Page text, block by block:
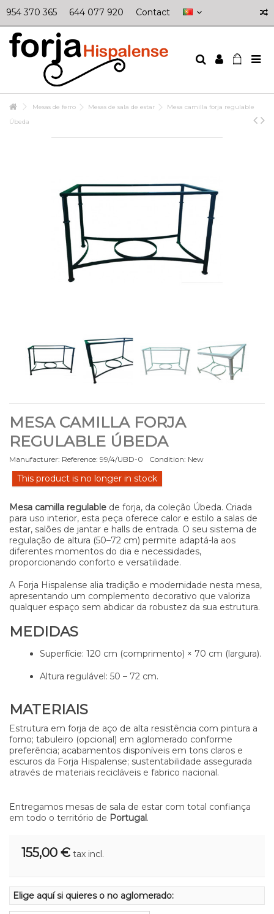
954 370 365 644 077 920 Contact
Mesas de ferro Mesas de sala de estar
Mesa camilla forja regulable
Úbeda
MESA CAMILLA FORJA
REGULABLE ÚBEDA
Manufacturer: Reference: 99/4/UBD-0 Condition: New
This product is no longer in stock
Mesa camilla regulable de forja, da coleção Úbeda. Criada
para uso interior, esta peça oferece calor e estilo a salas de
estar, salões de jantar e halls de entrada. O seu sistema de
regulação de altura (50–72 cm) permite adaptá-la aos
diferentes momentos do dia e necessidades,
proporcionando conforto e versatilidade.
A Forja Hispalense alia tradição e modernidade nesta mesa,
apresentando um complemento decorativo que valoriza
qualquer espaço sem abdicar da robustez da sua estrutura.
MEDIDAS
Superfície: 120 cm (comprimento) × 70 cm (largura).
Altura regulável: 50 – 72 cm.
MATERIAIS
Estrutura em forja de aço de alta resistência com pintura a
forno; tabuleiro (opcional) em aglomerado conforme
preferência; acabamentos disponíveis em tons claros e
escuros da Forja Hispalense; sustentabilidade assegurada
através de materiais recicláveis e fabrico nacional.
Entregamos mesas de sala de estar com total confiança
em todo o território de Portugal.
155,00 € tax incl.
Elige aquí si quieres o no aglomerado: